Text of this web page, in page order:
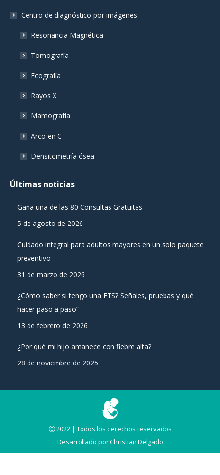
Centro de diagnóstico por imágenes
Resonancia Magnética
Tomografía
Ecografía
Rayos X
Mamografía
Arco en C
Densitometría ósea
Últimas noticias
Gana una de las 80 Consultas Gratuitas
5 de agosto de 2026
Cuidado integral para adultos mayores en un solo paquete
preventivo
31 de marzo de 2026
¿Cómo saber si tengo una ETS? Señales, pruebas y qué
hacer paso a paso”
13 de febrero de 2026
¿Por qué mi hijo amanece con fiebre alta?
28 de noviembre de 2025
Ⓒ 2022 | Todos los derechos reservados
Desarrollado porChristian Delgado